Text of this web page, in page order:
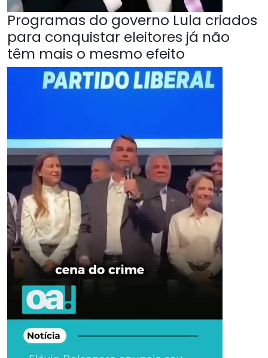
Programas do governo Lula criados
para conquistar eleitores já não
têm mais o mesmo efeito